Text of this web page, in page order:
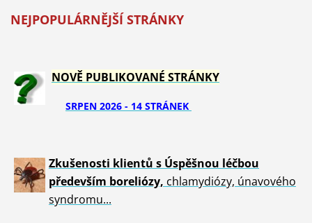
NEJPOPULÁRNĚJŠÍ STRÁNKY
NOVĚ PUBLIKOVANÉ STRÁNKY
SRPEN 2026 - 14 STRÁNEK
Zkušenosti klientů s Úspěšnou léčbou
především boreliózy, chlamydiózy, únavového
syndromu...